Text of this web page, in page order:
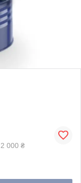
000 ₴